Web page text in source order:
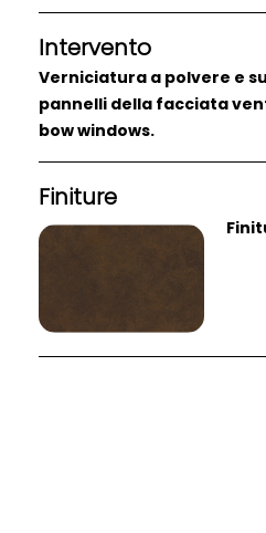
Intervento
Verniciatura a polvere e
pannelli della facciata
bow windows.
Finiture